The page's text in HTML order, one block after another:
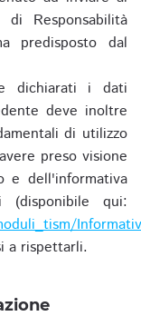
Responsabilità
predisposto dal
dichiarati i dati
deve inoltre
di utilizzo
preso visione
e dell'informativa
qui:
a rispettarli.